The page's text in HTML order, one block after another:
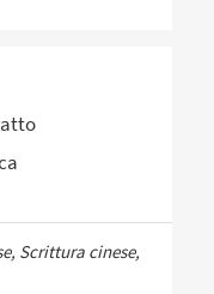
Scrittura cinese,